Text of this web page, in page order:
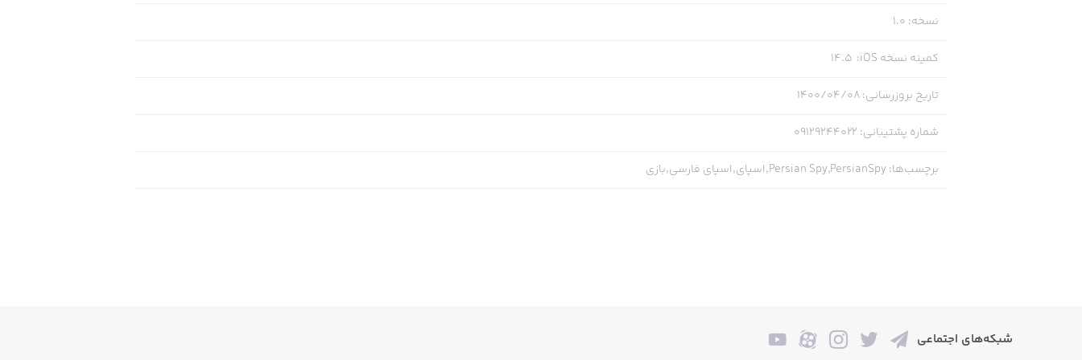
نسخه:
1.0
کمینه نسخه iOS :
14.5
تاریخ بروزرسانی:۱۴۰۰/۰۴/۰۸
شماره پشتیبانی:
09129244022
برچسب‌ها: Persian Spy,PersianSpy,اسپای,اسپای فارسی,بازی
شبکه‌های اجتماعی